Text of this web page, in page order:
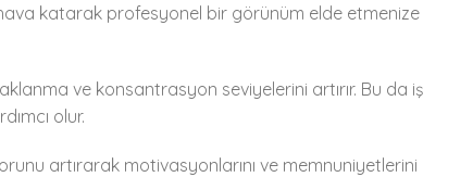
katarak profesyonel bir görünüm elde etmenize
ve konsantrasyon seviyelerini artırır. Bu da iş
olur.
artırarak motivasyonlarını ve memnuniyetlerini